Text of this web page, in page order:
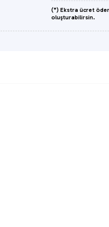
(*) Ekstra ücret
oluşturabilirsin.